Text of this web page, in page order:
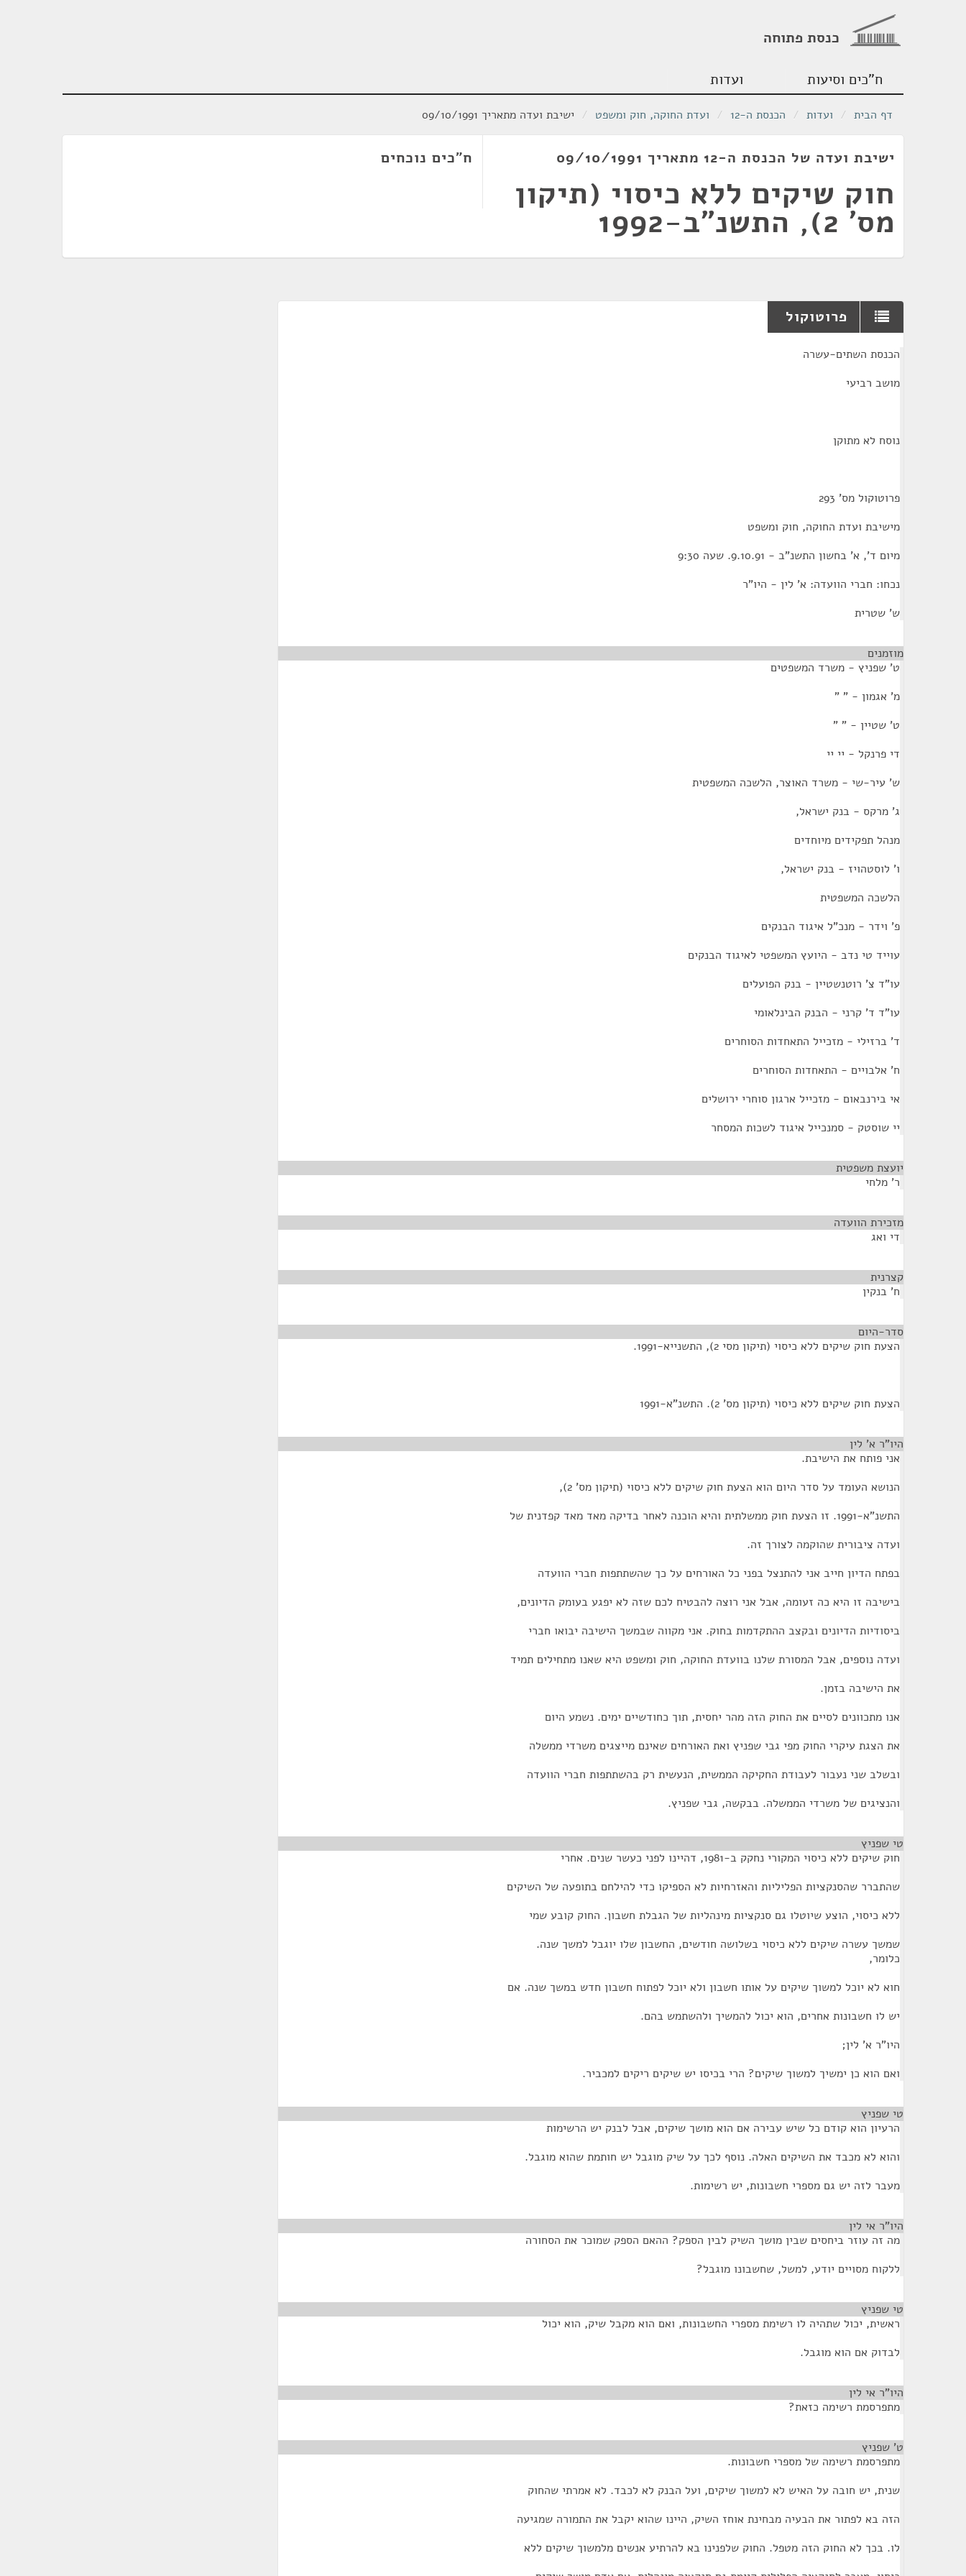
כנסת פתוחה
ח"כים וסיעות ועדות
דף הבית / ועדות / הכנסת ה-12 / ועדת החוקה, חוק ומשפט / ישיבת ועדה מתאריך 09/10/1991
ישיבת ועדה של הכנסת ה-12 מתאריך 09/10/1991
חוק שיקים ללא כיסוי (תיקון
מס' 2), התשנ"ב-1992
ח"כים נוכחים
פרוטוקול
הכנסת השתים-עשרה
מושב רביעי
נוסח לא מתוקן
פרוטוקול מס' 293
מישיבת ועדת החוקה, חוק ומשפט
מיום ד', א' בחשון התשנ"ב - 9.10.91. שעה 9:30
נכחו: חברי הוועדה: א' לין - היו"ר
ש' שטרית
מוזמנים
ט' שפניץ - משרד המשפטים
מ' אגמון - " "
ט' שטיין - " "
די פרנקל - יי יי
ש' עיר-שי - משרד האוצר, הלשכה המשפטית
ג' מרקס - בנק ישראל,
מנהל תפקידים מיוחדים
ו' לוסטהויז - בנק ישראל,
הלשכה המשפטית
פ' וידר - מנכ"ל איגוד הבנקים
עוייד טי נדב - היועץ המשפטי לאיגוד הבנקים
עו"ד צ' רוטנשטיין - בנק הפועלים
עו"ד ד' קרני - הבנק הבינלאומי
ד' ברזילי - מזכייל התאחדות הסוחרים
ח' אלבויים - התאחדות הסוחרים
אי בירנבאום - מזכייל ארגון סוחרי ירושלים
יי שוסטק - סמנכייל איגוד לשכות המסחר
יועצת משפטית
ר' מלחי
מזכירת הוועדה
די ואג
קצרנית
ח' בנקין
סדר-היום
הצעת חוק שיקים ללא כיסוי (תיקון מסי 2), התשנייא-1991.
הצעת חוק שיקים ללא כיסוי (תיקון מס' 2). התשנ"א-1991
היו"ר א' לין
אני פותח את הישיבת.
הנושא העומד על סדר היום הוא הצעת חוק שיקים ללא כיסוי (תיקון מס' 2),
התשנ"א-1991. זו הצעת חוק ממשלתית והיא הוכנה לאחר בדיקה מאד מאד קפדנית של
ועדה ציבורית שהוקמה לצורך זה.
בפתח הדיון חייב אני להתנצל בפני כל האורחים על כך שהשתתפות חברי הוועדה
בישיבה זו היא כה זעומה, אבל אני רוצה להבטיח לכם שזה לא יפגע בעומק הדיונים,
ביסודיות הדיונים ובקצב ההתקדמות בחוק. אני מקווה שבמשך הישיבה יבואו חברי
ועדה נוספים, אבל המסורת שלנו בוועדת החוקה, חוק ומשפט היא שאנו מתחילים תמיד
את הישיבה בזמן.
אנו מתכוונים לסיים את החוק הזה מהר יחסית, תוך כחודשיים ימים. נשמע היום
את הצגת עיקרי החוק מפי גבי שפניץ ואת האורחים שאינם מייצגים משרדי ממשלה
ובשלב שני נעבור לעבודת החקיקה הממשית, הנעשית רק בהשתתפות חברי הוועדה
והנציגים של משרדי הממשלה. בבקשה, גבי שפניץ.
טי שפניץ
חוק שיקים ללא כיסוי המקורי נחקק ב-1981, דהיינו לפני כעשר שנים. אחרי
שהתברר שהסנקציות הפליליות והאזרחיות לא הספיקו כדי להילחם בתופעה של השיקים
ללא כיסוי, הוצע שיוטלו גם סנקציות מינהליות של הגבלת חשבון. החוק קובע שמי
שמשך עשרה שיקים ללא כיסוי בשלושה חודשים, החשבון שלו יוגבל למשך שנה.
כלומר,
חוא לא יוכל למשוך שיקים על אותו חשבון ולא יוכל לפתוח חשבון חדש במשך שנה. אם
יש לו חשבונות אחרים, הוא יכול להמשיך ולהשתמש בהם.
היו"ר א' לין;
ואם הוא כן ימשיך למשוך שיקים? הרי בכיסו יש שיקים ריקים למכביר.
טי שפניץ
הרעיון הוא קודם כל שיש עבירה אם הוא מושך שיקים, אבל לבנק יש הרשימות
והוא לא מכבד את השיקים האלה. נוסף לכך על שיק מוגבל יש חותמת שהוא מוגבל.
מעבר לזה יש גם מספרי חשבונות, יש רשימות.
היו"ר אי לין
מה זה עוזר ביחסים שבין מושך השיק לבין הספק? ההאם הספק שמוכר את הסחורה
ללקוח מסויים יודע, למשל, שחשבונו מוגבל?
טי שפניץ
ראשית, יכול שתהיה לו רשימת מספרי החשבונות, ואם הוא מקבל שיק, הוא יכול
לבדוק אם הוא מוגבל.
היו"ר אי לין
מתפרסמת רשימה כזאת?
ט' שפניץ
מתפרסמת רשימה של מספרי חשבונות.
שנית, יש חובה על האיש לא למשוך שיקים, ועל הבנק לא לכבד. לא אמרתי שהחוק
הזה בא לפתור את הבעיה מבחינת אוחז השיק, היינו שהוא יקבל את התמורה שמגיעה
לו. בכך לא החוק הזה מטפל. החוק שלפנינו בא להרתיע אנשים מלמשוך שיקים ללא